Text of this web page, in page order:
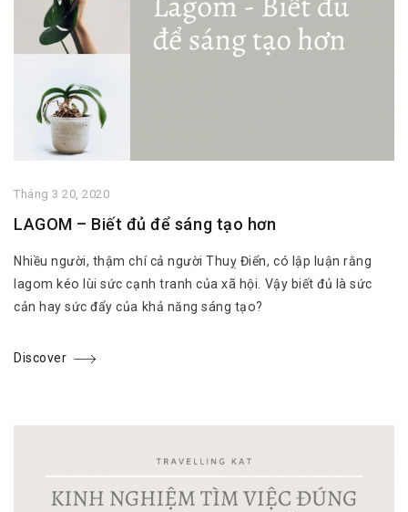
Tháng 3 20, 2020
LAGOM – Biết đủ để sáng tạo hơn
Nhiều người, thậm chí cả người Thuỵ Điển, có lập luận rằng
lagom kéo lùi sức cạnh tranh của xã hội. Vậy biết đủ là sức
cản hay sức đẩy của khả năng sáng tạo?
Discover